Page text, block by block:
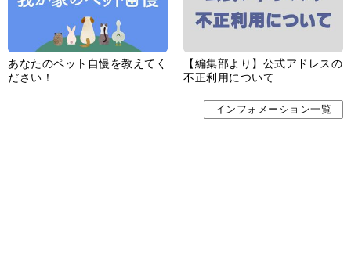
CHUOKORON-SHINSHA,INC.All right reserved